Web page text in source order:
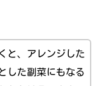
と、アレンジした
した副菜にもなる